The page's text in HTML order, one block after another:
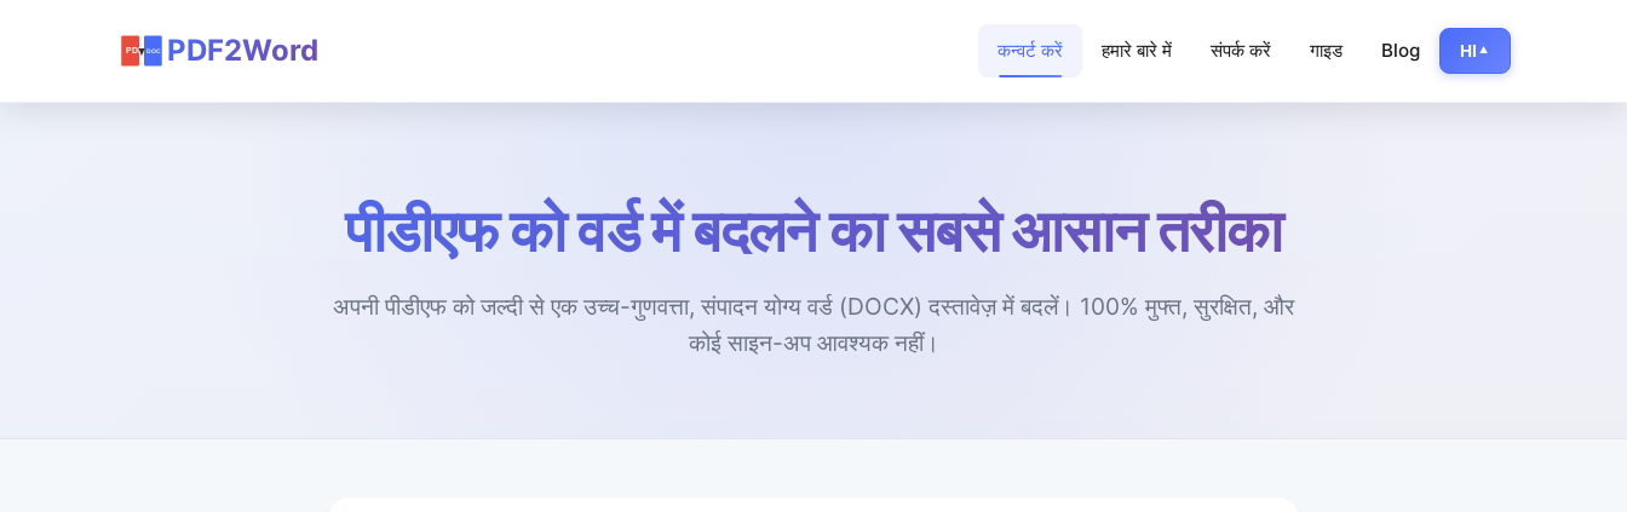
PDF2Word कन्वर्ट करें हमारे बारे में संपर्क करें गाइड Blog HI ▼
पीडीएफ को वर्ड में बदलने का सबसे आसान तरीका
अपनी पीडीएफ को जल्दी से एक उच्च-गुणवत्ता, संपादन योग्य वर्ड (DOCX) दस्तावेज़ में बदलें। 100% मुफ्त, सुरक्षित, और
कोई साइन-अप आवश्यक नहीं।